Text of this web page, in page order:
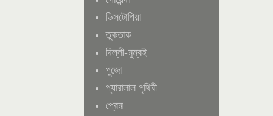
ডিসটোপিয়া
তুকতাক
দিল্লী-মুম্বই
পুজো
প্যারালাল পৃথিবী
প্রেম